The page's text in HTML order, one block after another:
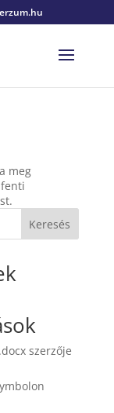
meg
Keresés
szerzője